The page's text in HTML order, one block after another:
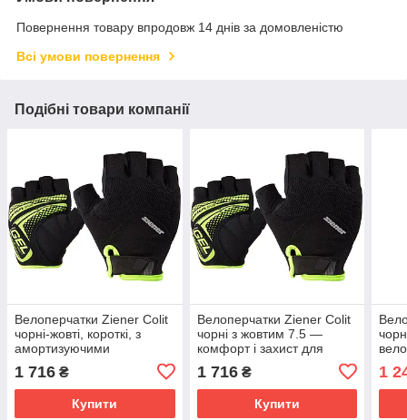
Повернення товару впродовж 14 днів за домовленістю
Всі умови повернення
Подібні товари компанії
Велоперчатки Ziener Colit
чорні-жовті, короткі, з
амортизуючими
вставками, для чоловіків
1 716 ₴
Купити
Велоперчатки Ziener Colit
чорні з жовтим 7.5 —
комфорт і захист для
1 716₴
Купити
1